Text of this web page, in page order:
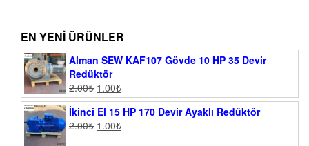
EN YENI ÜRÜNLER
Alman SEW KAF107 Gövde 10 HP 35 Devir
Redüktör
2.00₺ 1.00₺
İkinci El 15 HP 170 Devir Ayaklı Redüktör
2.00₺ 1.00₺